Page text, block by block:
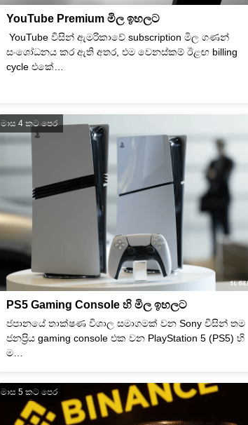
YouTube Premium මිල ඉහලට
YouTube විසින් ඇමරිකාවේ subscription මිල ගණන්
සංශෝධනය කර ඇති අතර, එම වෙනස්කම් ඊළඟ billing
cycle එකේ…
මාස 4 කට පෙර
PS5 Gaming Console හි මිල ඉහලට
ජපානයේ තාක්ෂණ විශාල සමාගමක් වන Sony විසින් තම
ජනප්‍රිය gaming console එක වන PlayStation 5 (PS5) හි
ම…
මාස 5 කට පෙර